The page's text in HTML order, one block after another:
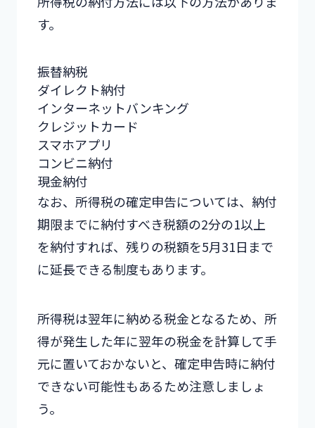
す。
振替納税
ダイレクト納付
インターネットバンキング
クレジットカード
スマホアプリ
コンビニ納付
現金納付
なお、所得税の確定申告については、納付
期限までに納付すべき税額の2分の1以上
を納付すれば、残りの税額を5月31日まで
に延長できる制度もあります。
所得税は翌年に納める税金となるため、所
得が発生した年に翌年の税金を計算して手
元に置いておかないと、確定申告時に納付
できない可能性もあるため注意しましょ
う。